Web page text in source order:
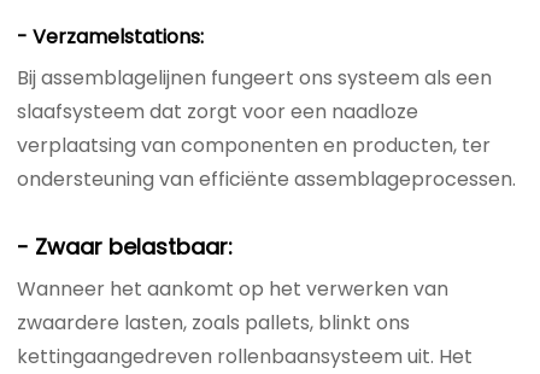
- Verzamelstations:
Bij assemblagelijnen fungeert ons systeem als een
slaafsysteem dat zorgt voor een naadloze
verplaatsing van componenten en producten, ter
ondersteuning van efficiënte assemblageprocessen.
- Zwaar belastbaar:
Wanneer het aankomt op het verwerken van
zwaardere lasten, zoals pallets, blinkt ons
kettingaangedreven rollenbaansysteem uit. Het